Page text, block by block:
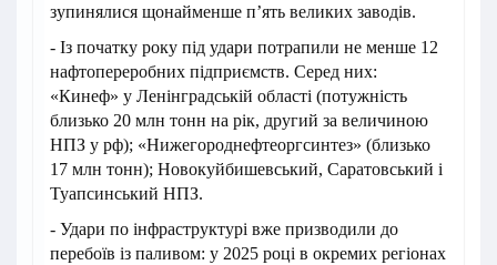
зупинялися щонайменше п’ять великих заводів.
- Із початку року під удари потрапили не менше 12
нафтопереробних підприємств. Серед них:
«Кинеф» у Ленінградській області (потужність
близько 20 млн тонн на рік, другий за величиною
НПЗ у рф); «Нижегороднефтеоргсинтез» (близько
17 млн тонн); Новокуйбишевський, Саратовський і
Туапсинський НПЗ.
- Удари по інфраструктурі вже призводили до
перебоїв із паливом: у 2025 році в окремих регіонах